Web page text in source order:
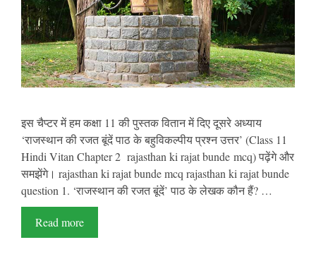
इस चैप्टर में हम कक्षा 11 की पुस्तक वितान में दिए दूसरे अध्याय
‘राजस्थान की रजत बूंदें पाठ के बहुविकल्पीय प्रश्न उत्तर’ (Class 11
Hindi Vitan Chapter 2 rajasthan ki rajat bunde mcq) पढ़ेंगे और
समझेंगे। rajasthan ki rajat bunde mcq rajasthan ki rajat bunde
question 1. ‘राजस्थान की रजत बूंदें’ पाठ के लेखक कौन हैं? …
Read more